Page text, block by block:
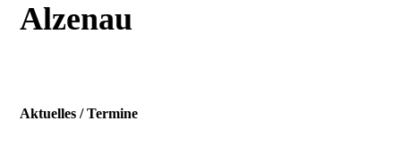
Alzenau
Aktuelles / Termine